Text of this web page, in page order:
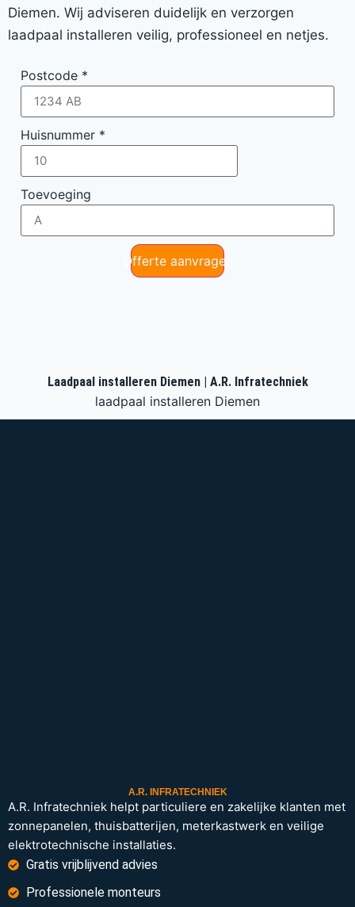
Diemen. Wij adviseren duidelijk en verzorgen
laadpaal installeren veilig, professioneel en netjes.
Postcode *
Huisnummer *
Toevoeging
Offerte aanvragen
Laadpaal installeren Diemen | A.R. Infratechniek
laadpaal installeren Diemen
A.R. INFRATECHNIEK
A.R. Infratechniek helpt particuliere en zakelijke klanten met
zonnepanelen, thuisbatterijen, meterkastwerk en veilige
elektrotechnische installaties.
Gratis vrijblijvend advies
Professionele monteurs